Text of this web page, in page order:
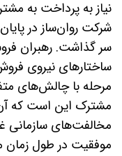
نیاز به پرداخت به
شرکت روان‌ساز در
سر گذاشت. رهبران
ساختارهای نیروی
مرحله با چالشهای
مشترک این است که
مخالفتهای سازمانی
موفقیت در طول زمان